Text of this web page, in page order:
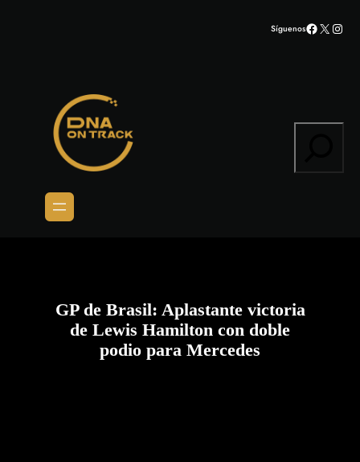
SíguenosFacebook
X
GP de Brasil: Aplastante victoria
de Lewis Hamilton con doble
podio para Mercedes